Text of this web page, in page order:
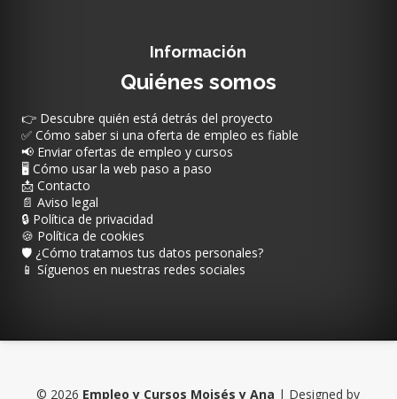
Información
Quiénes somos
👉 Descubre quién está detrás del proyecto
✅ Cómo saber si una oferta de empleo es fiable
📢 Enviar ofertas de empleo y cursos
🖥️ Cómo usar la web paso a paso
📩 Contacto
📄 Aviso legal
🔒 Política de privacidad
🍪 Política de cookies
🛡️ ¿Cómo tratamos tus datos personales?
📱 Síguenos en nuestras redes sociales
© 2026 Empleo y Cursos Moisés y Ana | Designed by